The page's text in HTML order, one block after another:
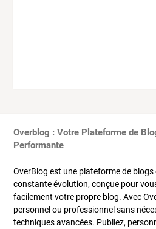
Overblog : Votre Plateforme de
Performante
OverBlog est une plateforme de blogs
constante évolution, conçue pour
facilement votre propre blog. Avec
personnel ou professionnel sans
techniques avancées. Publiez,